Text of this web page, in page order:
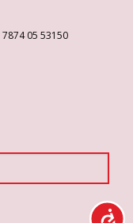
7874 05 53150